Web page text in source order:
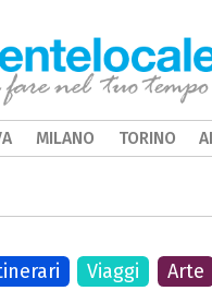
Viaggi Arte
MILANO TORINO